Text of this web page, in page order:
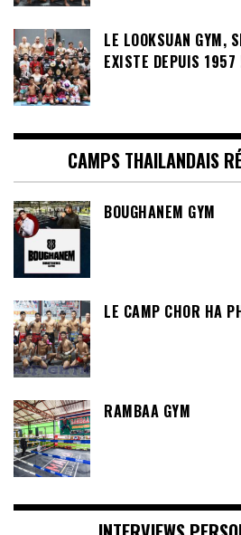
LE LOOKSUAN GYM,
EXISTE DEPUIS 1957
CAMPS THAILANDAIS
BOUGHANEM GYM
LE CAMP CHOR HA
RAMBAA GYM